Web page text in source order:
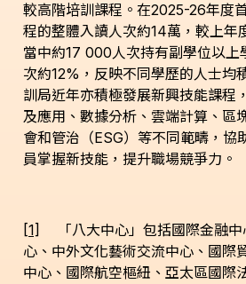
較高階培訓課程。在2025-26年度
程的整體入讀人次約14萬，較上年
當中約17 000人次持有副學位以上
次約12%，反映不同學歷的人士均
訓局近年亦積極發展新興技能課程
及應用、數據分析、雲端計算、區
會和管治（ESG）等不同範疇，協
員掌握新技能，提升職場競爭力。
[1]
「八大中心」包括國際金融中
心、中外文化藝術交流中心、國際
中心、國際航空樞紐、亞太區國際